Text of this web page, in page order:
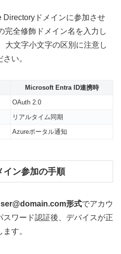
Directoryドメインに参加させ
完全修飾ドメイン名を入力し
大文字小文字の区別に注意し
い。
Microsoft Entra ID連携時
OAuth 2.0
リアルタイム同期
Azureポータル通知
ン参加の手順
形式でアカウ
スワード認証後、デバイスが正
す。